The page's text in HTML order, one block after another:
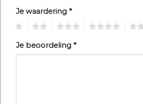
Je waardering *
Je beoordeling *